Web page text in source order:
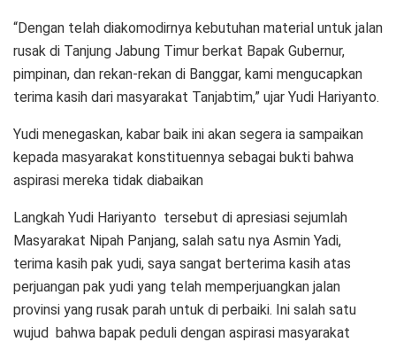
“Dengan telah diakomodirnya kebutuhan material untuk jalan
rusak di Tanjung Jabung Timur berkat Bapak Gubernur,
pimpinan, dan rekan-rekan di Banggar, kami mengucapkan
terima kasih dari masyarakat Tanjabtim,” ujar Yudi Hariyanto.
Yudi menegaskan, kabar baik ini akan segera ia sampaikan
kepada masyarakat konstituennya sebagai bukti bahwa
aspirasi mereka tidak diabaikan
Langkah Yudi Hariyanto tersebut di apresiasi sejumlah
Masyarakat Nipah Panjang, salah satu nya Asmin Yadi,
terima kasih pak yudi, saya sangat berterima kasih atas
perjuangan pak yudi yang telah memperjuangkan jalan
provinsi yang rusak parah untuk di perbaiki. Ini salah satu
wujud bahwa bapak peduli dengan aspirasi masyarakat